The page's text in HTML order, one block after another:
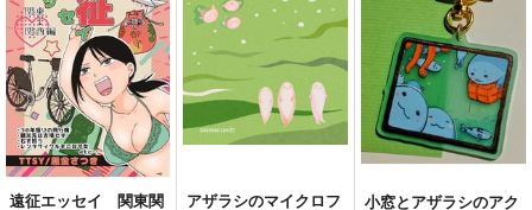
遠征エッセイ 関東関
アザラシのマイクロフ
小窓とアザラシのアク